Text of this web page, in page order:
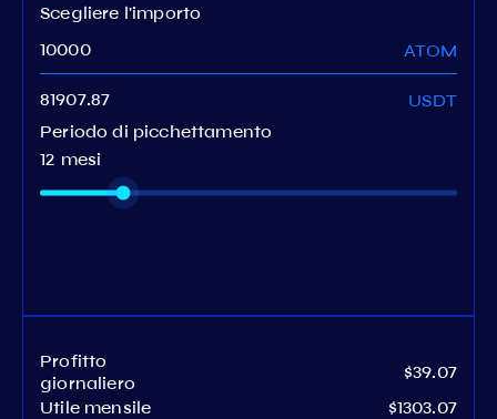
Scegliere l'importo
ATOM
USDT
Periodo di picchettamento
12 mesi
Profitto
giornaliero
$39.07
Utile mensile
$1303.07